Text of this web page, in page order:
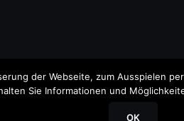
der Webseite, zum Ausspielen
Sie Informationen und
OK